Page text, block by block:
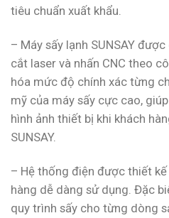
tiêu chuẩn xuất khẩu.
– Máy sấy lạnh SUNSAY
cắt laser và nhấn CNC theo
hóa mức độ chính xác từng
mỹ của máy sấy cực cao,
hình ảnh thiết bị khi khách
SUNSAY.
– Hệ thống điện được thiết
hàng dễ dàng sử dụng. Đặc
quy trình sấy cho từng dòng